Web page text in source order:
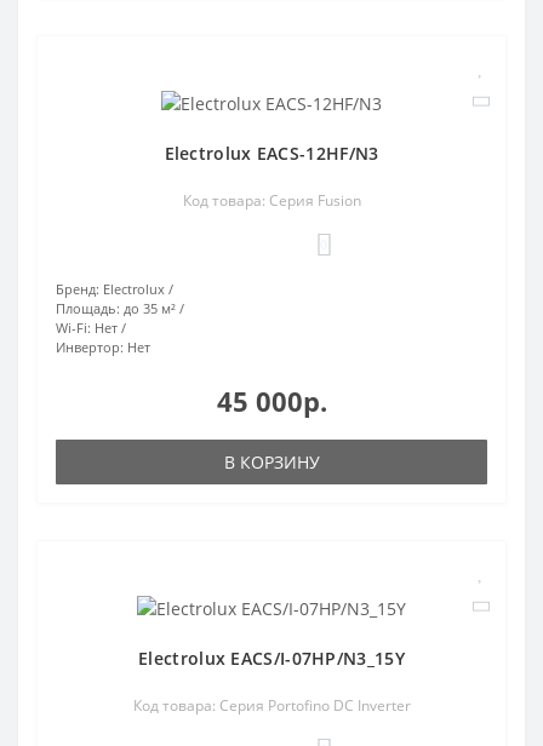
Electrolux EACS-12HF/N3
Код товара: Серия Fusion
Бренд: Electrolux
Площадь: до 35 м²
Wi-Fi: Нет
Инвертор: Нет
45 000р.
В КОРЗИНУ
Electrolux EACS/I-07HP/N3_15Y
Код товара: Серия Portofino DC Inverter